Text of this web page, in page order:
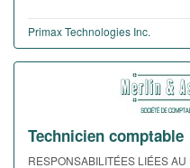
Primax Technologies Inc.
Technicien comptable
RESPONSABILITÉES LIÉES